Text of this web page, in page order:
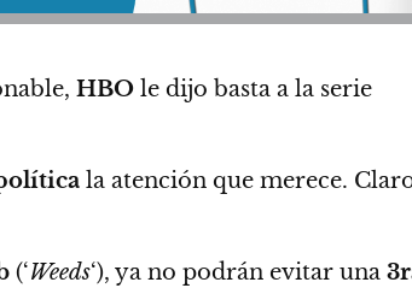
HBO le dijo basta a la serie
la atención que merece.
(‘Weeds‘), ya no podrán evitar una